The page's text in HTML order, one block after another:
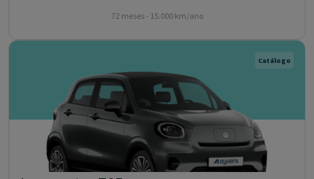
72 meses - 15.000 km/ano
Catálogo